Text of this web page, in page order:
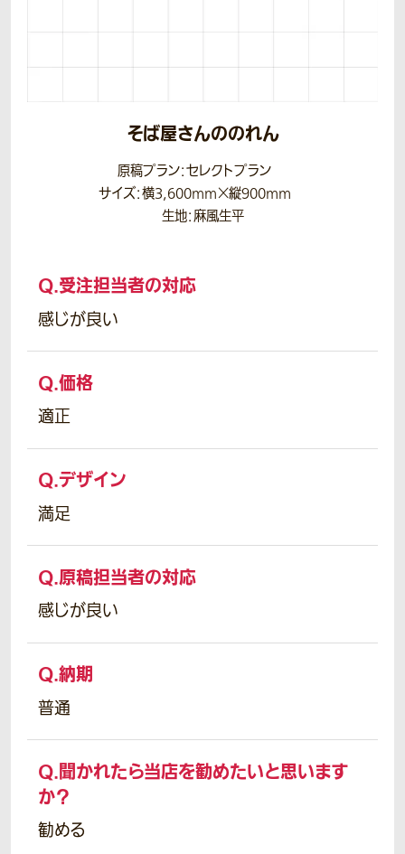
そば屋さんののれん
原稿プラン：セレクトプラン
サイズ：横3,600mm×縦900mm
生地：麻風生平
Q.受注担当者の対応
感じが良い
Q.価格
適正
Q.デザイン
満足
Q.原稿担当者の対応
感じが良い
Q.納期
普通
Q.聞かれたら当店を勧めたいと思います
か？
勧める